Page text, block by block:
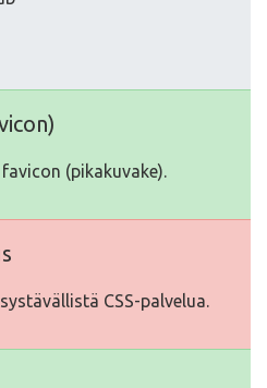
(pikakuvake).
CSS-palvelua.